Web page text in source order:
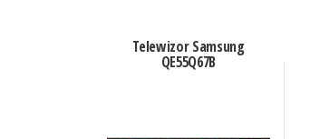
Telewizor Samsung
QE55Q67B